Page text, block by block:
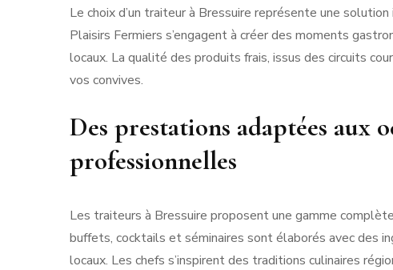
Le choix d’un traiteur à Bressuire représente une
Plaisirs Fermiers s’engagent à créer des moments
locaux. La qualité des produits frais, issus des circuits
vos convives.
Des prestations adaptées aux
professionnelles
Les traiteurs à Bressuire proposent une gamme
buffets, cocktails et séminaires sont élaborés avec des
locaux. Les chefs s’inspirent des traditions culinaires